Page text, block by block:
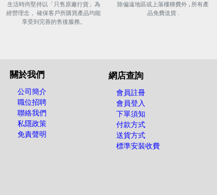
生活時尚堅持以「只售原廠行貨」為
經營理念， 確保客戶所購買產品均能
享受到完善的售後服務。
除偏遠地區或上落樓梯費外 , 所有產
品免費送貨 .
關於我們
公司簡介
職位招聘
聯絡我們
私隱政策
免責聲明
網店查詢
會員註冊
會員登入
下單須知
付款方式
送貨方式
標準安裝收費